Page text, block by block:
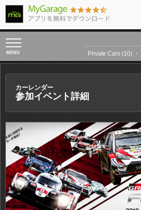
toggle
navigation
Private Cars (10) ・
カーレンダー
参加イベント詳細